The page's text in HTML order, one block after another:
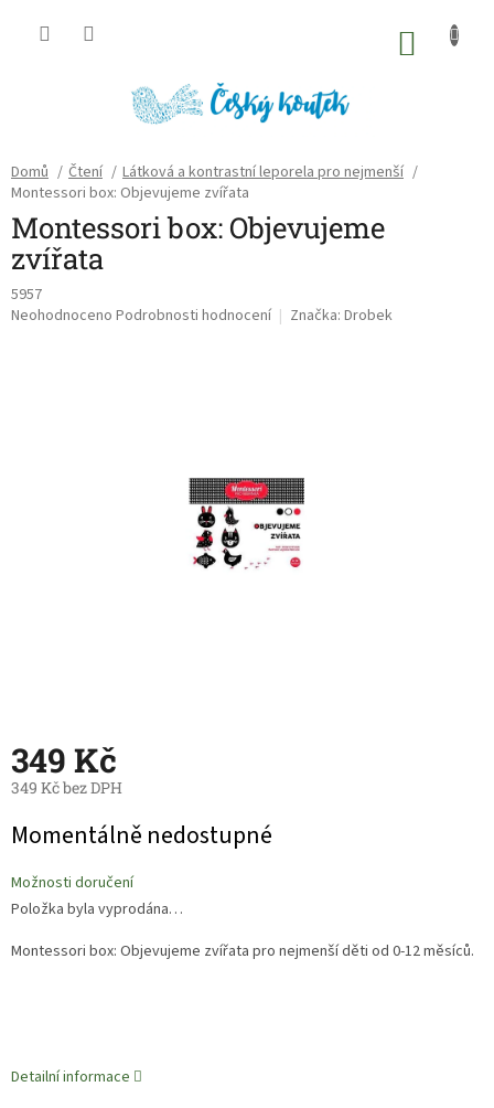
Domů / Čtení / Látková a kontrastní leporela pro nejmenší /
Montessori box: Objevujeme zvířata
Montessori box: Objevujeme
zvířata
5957
Průměrné
Neohodnoceno Podrobnosti hodnocení Značka: Drobek
349 Kč
349 Kč bez DPH
cena:
Momentálně nedostupné
Možnosti doručení
Položka byla vyprodána…
Montessori box: Objevujeme zvířata pro nejmenší děti od 0-12 měsíců.
Detailní informace